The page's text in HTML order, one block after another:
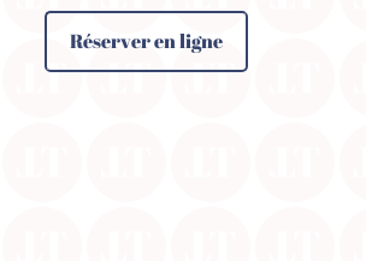
Réserver en ligne